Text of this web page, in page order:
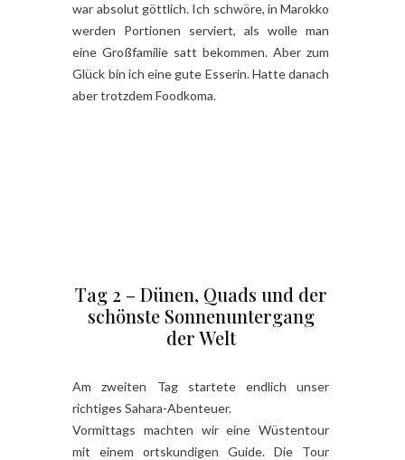
war absolut göttlich. Ich schwöre, in Marokko
werden Portionen serviert, als wolle man
eine Großfamilie satt bekommen. Aber zum
Glück bin ich eine gute Esserin. Hatte danach
aber trotzdem Foodkoma.
Tag 2 – Dünen, Quads und der
schönste Sonnenuntergang
der Welt
Am zweiten Tag startete endlich unser
richtiges Sahara-Abenteuer.
Vormittags machten wir eine Wüstentour
mit einem ortskundigen Guide. Die Tour